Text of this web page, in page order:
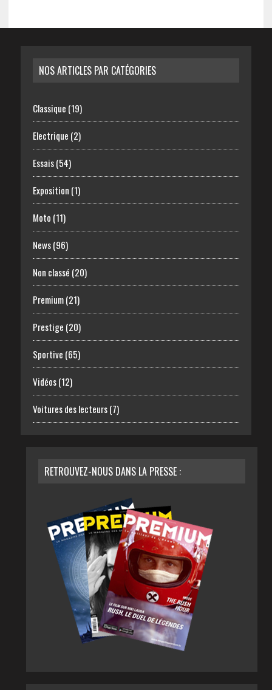
NOS ARTICLES PAR CATÉGORIES
Classique (19)
Electrique (2)
Essais(54)
Exposition (1)
Moto (11)
News(96)
Non classé (20)
Premium(21)
Prestige (20)
Sportive (65)
Vidéos(12)
Voitures des lecteurs(7)
RETROUVEZ-NOUS DANS LA PRESSE :